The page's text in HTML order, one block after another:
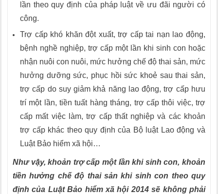
lần theo quy định của pháp luật về ưu đãi người có
công.
Trợ cấp khó khăn đột xuất, trợ cấp tai nạn lao động,
bệnh nghề nghiệp, trợ cấp một lần khi sinh con hoặc
nhận nuôi con nuôi, mức hưởng chế độ thai sản, mức
hưởng dưỡng sức, phục hồi sức khoẻ sau thai sản,
trợ cấp do suy giảm khả năng lao động, trợ cấp hưu
trí một lần, tiền tuất hàng tháng, trợ cấp thôi việc, trợ
cấp mất việc làm, trợ cấp thất nghiệp và các khoản
trợ cấp khác theo quy định của Bộ luật Lao động và
Luật Bảo hiểm xã hội…
Như vậy, khoản trợ cấp một lần khi sinh con, khoản
tiền hưởng chế độ thai sản khi sinh con theo quy
định của Luật Bảo hiểm xã hội 2014 sẽ không phải